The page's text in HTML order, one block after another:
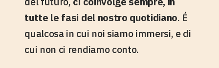
tutte le fasi del nostro quotidiano. É
qualcosa in cui noi siamo immersi, e di
cui non ci rendiamo conto.